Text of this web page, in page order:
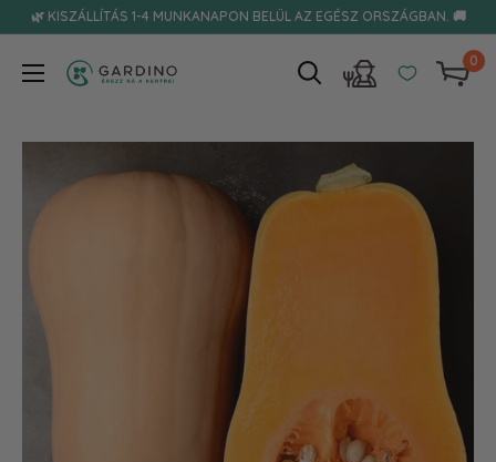
Tovább🌿 KISZÁLLÍTÁS 1-4 MUNKANAPON BELÜL AZ EGÉSZ ORSZÁGBAN. 🚚
Gardino
0